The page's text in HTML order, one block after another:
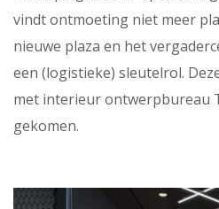
vindt ontmoeting niet meer
nieuwe plaza en het
een (logistieke) sleutelrol.
met interieur ontwerpbureau
gekomen.